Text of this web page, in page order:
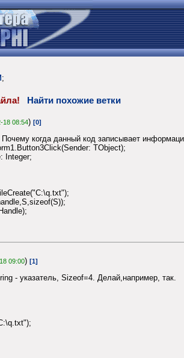
;
Найти похожие ветки
18 08:54) [0]
когда данный код записывает
TObject);
Integer;
09:00) [1]
- указатель, Sizeof=4. Делай,например, так.